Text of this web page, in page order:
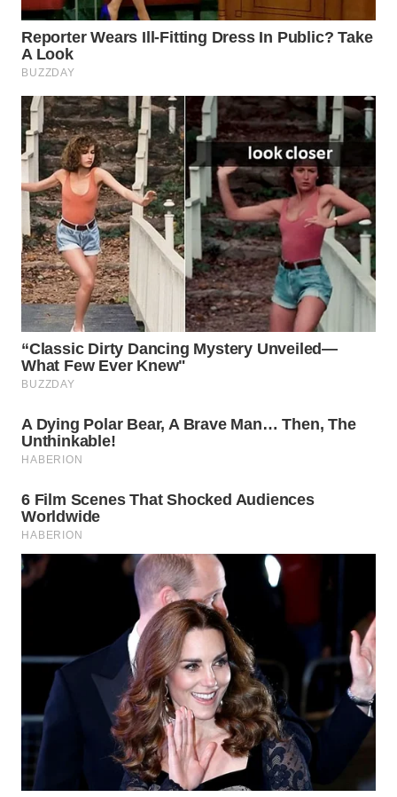
BEKASI
WN
BOGOR
WN
DEPOK
WN
TAPANULI
UTARA
WN
SAMOSIR
PADANG
LAWAS
WN
SUMEDANG
CIANJUR
WN
KEPULAUAN
TANGERANG
WN
BINJAI
CIREBON